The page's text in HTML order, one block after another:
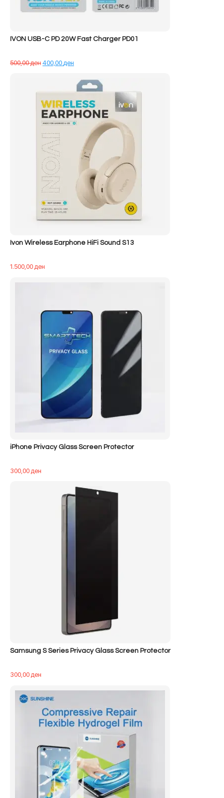
IVON USB-C PD 20W Fast Charger PD01
500,00денÇmimi
400,00ден
tanishëm
është:
400,00 ден.
Ivon Wireless Earphone HiFi Sound S13
1.500,00ден
iPhone Privacy Glass Screen Protector
300,00ден
Samsung S Series Privacy Glass Screen Protector
300,00ден